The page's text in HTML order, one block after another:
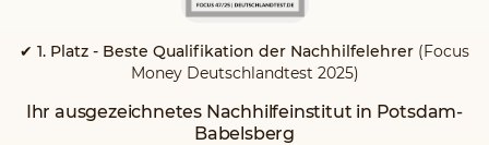
✔ 1. Platz - Beste Qualifikation der Nachhilfelehrer (Focus
Money Deutschlandtest 2025)
Ihr ausgezeichnetes Nachhilfeinstitut in Potsdam-
Babelsberg